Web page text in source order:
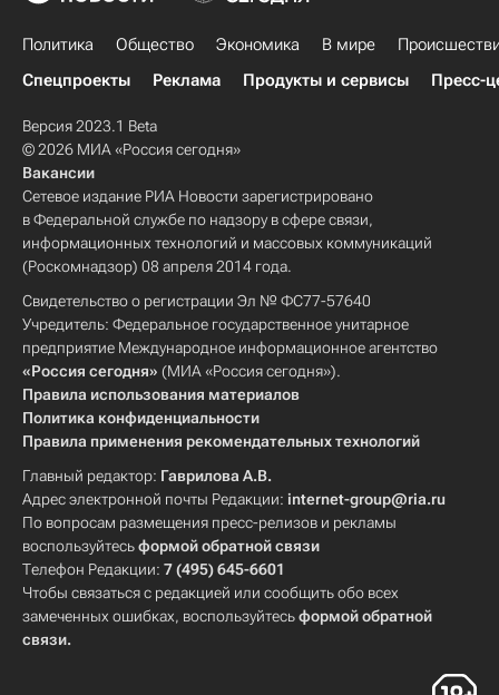
Политика Общество Экономика В мире
Спецпроекты
Реклама Продукты и сервисы Пресс-
Версия 2023.1 Beta
© 2026 МИА «Россия сегодня»
Вакансии
Сетевое издание РИА Новости зарегистрировано
в Федеральной службе по надзору в сфере связи,
информационных технологий и массовых коммуникаций
(Роскомнадзор) 08 апреля 2014 года.
Свидетельство о регистрации Эл № ФС77-57640
Учредитель: Федеральное государственное унитарное
предприятие Международное информационное агентство
«Россия сегодня» (МИА «Россия сегодня»).
Правила использования материалов
Политика конфиденциальности
Правила применения рекомендательных технологий
Главный редактор: Гаврилова А.В.
Адрес электронной почты Редакции: internet-group@ria.ru
По вопросам размещения пресс-релизов и рекламы
воспользуйтесьформой обратной связи
Телефон Редакции: 7 (495) 645-6601
Чтобы связаться с редакцией или сообщить обо всех
замеченных ошибках, воспользуйтесьформой обратной
связи.